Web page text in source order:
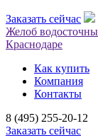
Заказать сейчас
Желоб
Краснодаре
Как купить
Компания
Контакты
8 (495) 255-20-12
Заказать сейчас